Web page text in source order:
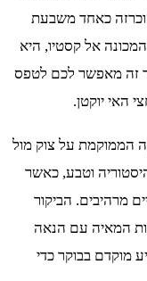
כאחד משבעת
אל קסטיו, היא
זה מאפשר לכם לטפס
האי יוקטן.
הממוקמת על צוק מול
וטבע, כאשר
מרהיבים. הביקור
המאיה עם הנאה
מוקדם בבוקר כדי